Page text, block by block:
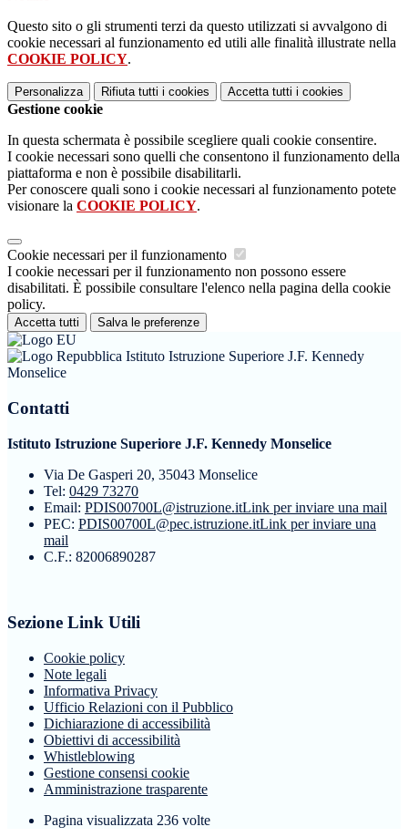
Questo sito o gli strumenti terzi da questo utilizzati si avvalgono di
cookie necessari al funzionamento ed utili alle finalità illustrate nella
COOKIE POLICY.
Personalizza Rifiuta tutti i cookies Accetta tutti i cookies
Gestione cookie
In questa schermata è possibile scegliere quali cookie consentire.
I cookie necessari sono quelli che consentono il funzionamento della
piattaforma e non è possibile disabilitarli.
Per conoscere quali sono i cookie necessari al funzionamento potete
visionare la COOKIE POLICY.
Cookie necessari per il funzionamento
I cookie necessari per il funzionamento non possono essere
disabilitati. È possibile consultare l'elenco nella pagina della cookie
policy.
Accetta tutti Salva le preferenze
Istituto Istruzione Superiore J.F. Kennedy
Monselice
Contatti
Istituto Istruzione Superiore J.F. Kennedy Monselice
Via De Gasperi 20, 35043 Monselice
Tel: 0429 73270
Email: PDIS00700L@istruzione.itLink per inviare una mail
PEC: PDIS00700L@pec.istruzione.itLink per inviare una
mail
C.F.: 82006890287
Sezione Link Utili
Cookie policy
Note legali
Informativa Privacy
Ufficio Relazioni con il Pubblico
Dichiarazione di accessibilità
Obiettivi di accessibilità
Whistleblowing
Gestione consensi cookie
Amministrazione trasparente
Pagina visualizzata 236 volte